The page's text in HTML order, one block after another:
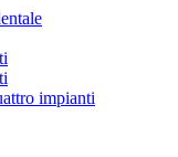
impianti